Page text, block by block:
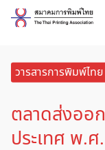
Skip
วารสารการพิมพ์ไท
ตลาดส่งออ
ประเทศ พ.